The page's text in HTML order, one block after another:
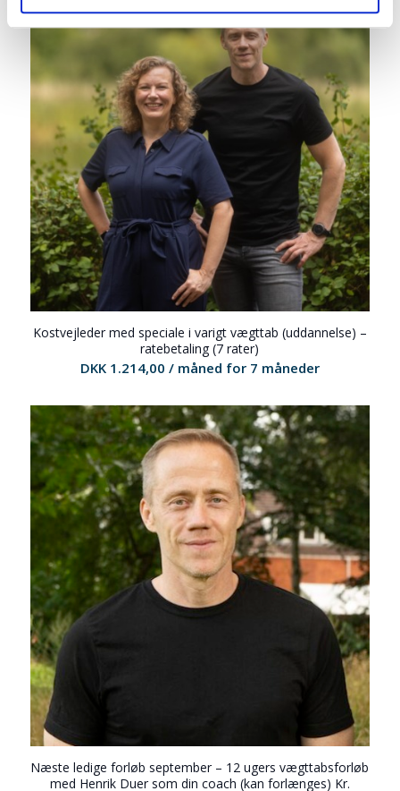
Kostvejleder med speciale i varigt vægttab (uddannelse) –
ratebetaling (7 rater)
DKK 1.214,00 / måned for 7 måneder
Næste ledige forløb september – 12 ugers vægttabsforløb
med Henrik Duer som din coach (kan forlænges) Kr.